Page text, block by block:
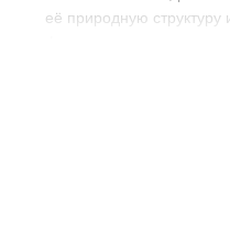
её природную